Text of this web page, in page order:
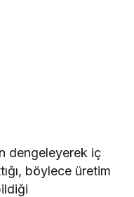
dengeleyerek iç
böylece üretim